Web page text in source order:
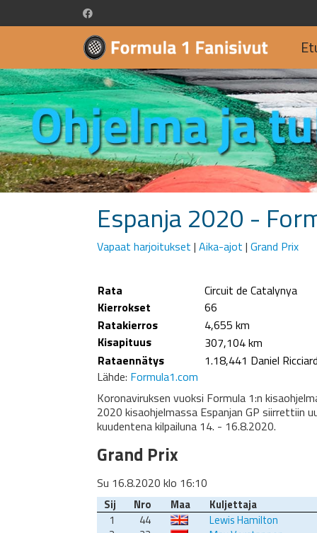
Espanja 2020 -
Vapaat harjoitukset | Aika-ajot | Grand Prix
Rata
Circuit de Catalynya
Kierrokset
66
Ratakierros
4,655 km
Kisapituus
307,104 km
Rataennätys
1.18,441 Daniel
Lähde: Formula1.com
Koronaviruksen vuoksi Formula 1:n
2020 kisaohjelmassa Espanjan GP siirrettiin
kuudentena kilpailuna 14. - 16.8.2020.
Grand Prix
Su 16.8.2020 klo 16:10
Sij Nro Maa Kuljettaja
1
44 Lewis Hamilton